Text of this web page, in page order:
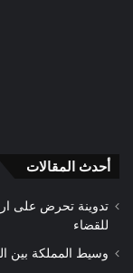
أحدث المقالات
تدوينة تحرض على
للقضاء
وسيط المملكة بين